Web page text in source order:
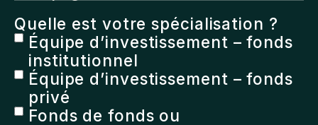
Quelle est votre spécialisation ?
Équipe d’investissement – fonds
institutionnel
Équipe d’investissement – fonds
privé
Fonds de fonds ou